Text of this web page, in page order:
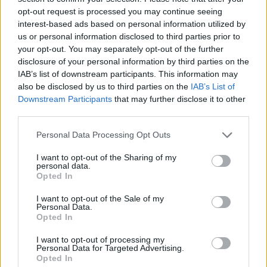
opt-out request is processed you may continue seeing
interest-based ads based on personal information utilized by
us or personal information disclosed to third parties prior to
your opt-out. You may separately opt-out of the further
disclosure of your personal information by third parties on the
IAB’s list of downstream participants. This information may
also be disclosed by us to third parties on the IAB’s List of
Downstream Participants that may further disclose it to other
Personal Data Processing Opt Outs
I want to opt-out of the Sharing of my
personal data.
Opted In
I want to opt-out of the Sale of my
Personal Data.
Opted In
I want to opt-out of processing my
Personal Data for Targeted Advertising.
Opted In
αντιφλεγμονώδη φάρμακα ή ακόμα και
ντουλοξετίνη, μια ουσία που έχει αναλγητικές
αλλά και αντικαταθλιπτικές ιδιότητες. Η
φυσικοθεραπεία βοηθά στην ενδυνάμωση των
μυών της πάσχουσας περιοχής, στη διεύρυνση
των κινήσεων και στην ύφεση του πόνου.
Επιβοηθητικά λειτουργούν και ορισμένες μορφές
ήπιας άσκησης, όπως π.χ. γιόγκα, η οποία μειώνει
τα μέτρα αποτύχουν, μπορούν να δοκιμαστούν
ενέσιμες θεραπείες απευθείας στην άρθρωση.
Υπάρχουν, όμως, και περιπτώσεις που δεν
θεραπευτικές μεθόδους, οπότε οι ασθενείς
καταφεύγουν στη χειρουργική επέμβαση,